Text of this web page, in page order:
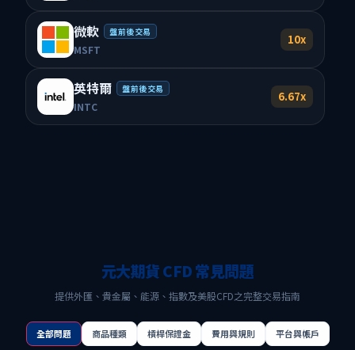
微軟 盤前後交易
MSFT
10x
英特爾 盤前後交易
INTC
6.67x
元大期貨 CFD 常見問題
提供外匯、貴金屬、能源、指數及美股CFD之完整交易指南
全部問題 商品種類 槓桿保證金 費用與規則 平台與帳戶